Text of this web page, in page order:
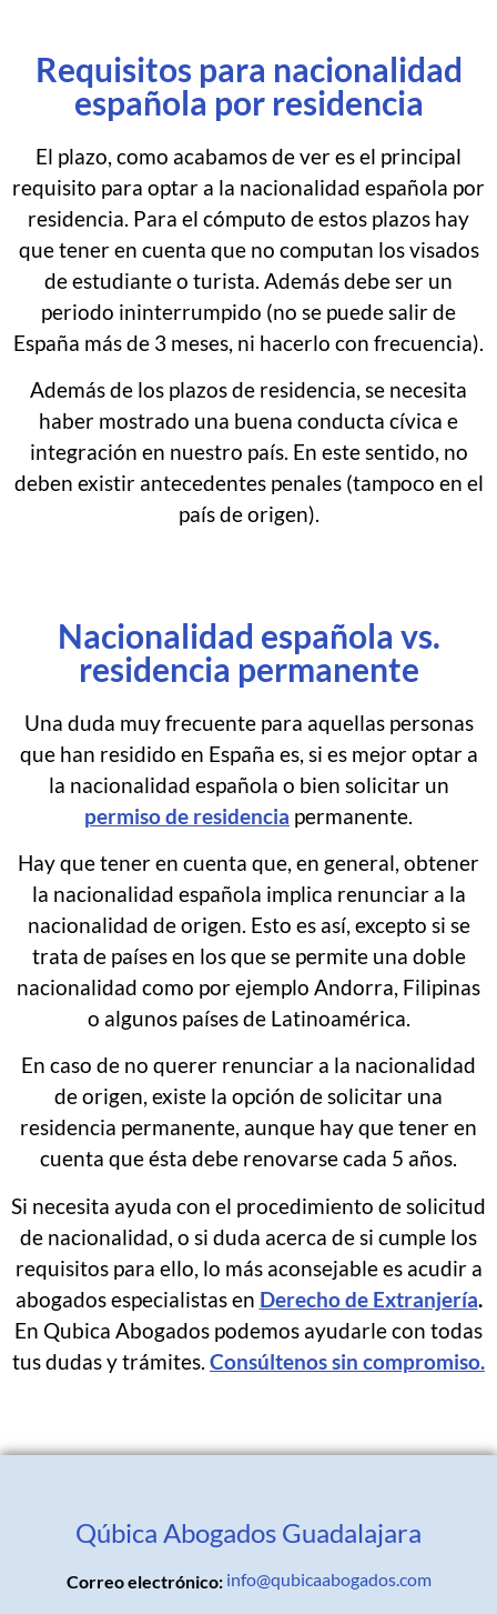
Requisitos para nacionalidad
española por residencia
El plazo, como acabamos de ver es el principal
requisito para optar a la nacionalidad española por
residencia. Para el cómputo de estos plazos hay
que tener en cuenta que no computan los visados
de estudiante o turista. Además debe ser un
periodo ininterrumpido (no se puede salir de
España más de 3 meses, ni hacerlo con frecuencia).
Además de los plazos de residencia, se necesita
haber mostrado una buena conducta cívica e
integración en nuestro país. En este sentido, no
deben existir antecedentes penales (tampoco en el
país de origen).
Nacionalidad española vs.
residencia permanente
Una duda muy frecuente para aquellas personas
que han residido en España es, si es mejor optar a
la nacionalidad española o bien solicitar un
permiso de residencia permanente.
Hay que tener en cuenta que, en general, obtener
la nacionalidad española implica renunciar a la
nacionalidad de origen. Esto es así, excepto si se
trata de países en los que se permite una doble
nacionalidad como por ejemplo Andorra, Filipinas
o algunos países de Latinoamérica.
En caso de no querer renunciar a la nacionalidad
de origen, existe la opción de solicitar una
residencia permanente, aunque hay que tener en
cuenta que ésta debe renovarse cada 5 años.
Si necesita ayuda con el procedimiento de solicitud
de nacionalidad, o si duda acerca de si cumple los
requisitos para ello, lo más aconsejable es acudir a
abogados especialistas en Derecho de Extranjería.
En Qubica Abogados podemos ayudarle con todas
tus dudas y trámites. Consúltenos sin compromiso.
Qúbica Abogados Guadalajara
Correo electrónico: info@qubicaabogados.com